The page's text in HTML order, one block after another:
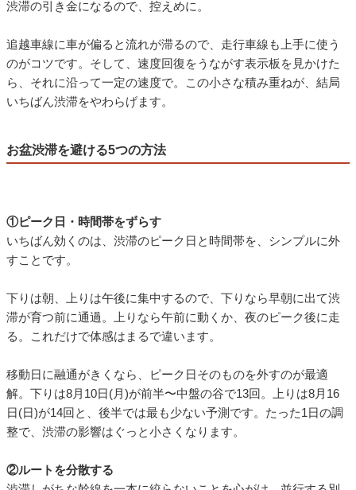
先頭の一台がわずかに減速する。すると後ろの車がブレーキを
減速はごくわずかでも、積み重なれば車列全体が止まり、渋滞
になります。
お盆のように交通量が多い時期は、この連鎖がより起きやすく
混雑時、前の車との車間は2秒ぶんほどを意識しましょう。余裕
があれば、前の車がブレーキを踏んでも自分は速度を保つこと
渋滞の引き金になるので、控えめに。
追越車線に車が偏ると流れが滞るので、走行車線も上手に使う
ら、それに沿って一定の速度で。この小さな積み重ねが、結局
いちばん渋滞をやわらげます。